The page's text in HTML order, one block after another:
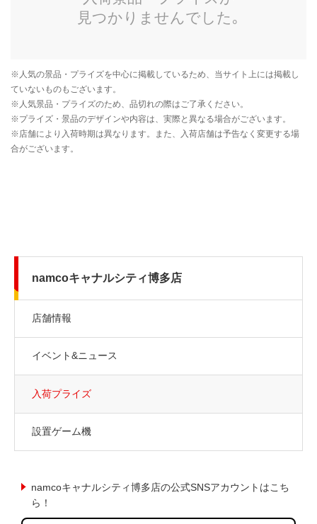
namcoキャナルシティ博多店
店舗情報
イベント&ニュース
入荷プライズ
設置ゲーム機
namcoキャナルシティ博多店の公式SNSアカウントはこち
ら！